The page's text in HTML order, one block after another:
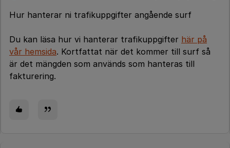
Hur hanterar ni trafikuppgifter angående surf
Du kan läsa hur vi hanterar trafikuppgifter här på
vår hemsida. Kortfattat när det kommer till surf så
är det mängden som används som hanteras till
fakturering.